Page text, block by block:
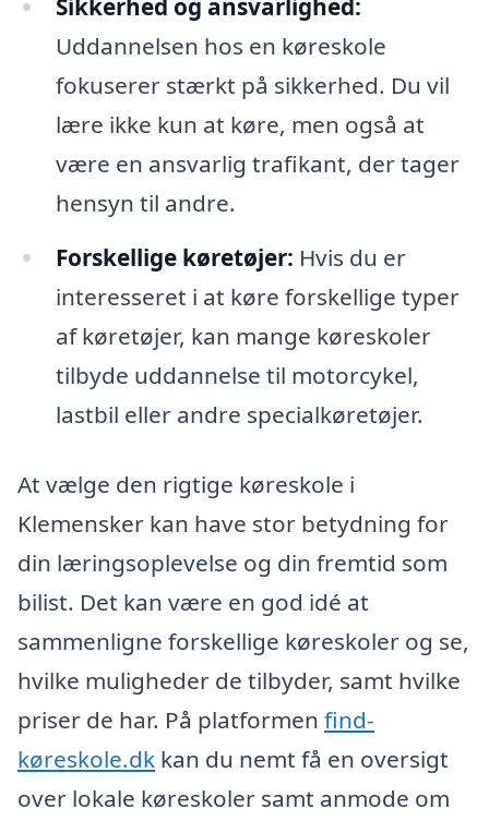
Sikkerhed og ansvarlighed:
Uddannelsen hos en køreskole
fokuserer stærkt på sikkerhed. Du vil
lære ikke kun at køre, men også at
være en ansvarlig trafikant, der tager
hensyn til andre.
Forskellige køretøjer: Hvis du er
interesseret i at køre forskellige typer
af køretøjer, kan mange køreskoler
tilbyde uddannelse til motorcykel,
lastbil eller andre specialkøretøjer.
At vælge den rigtige køreskole i
Klemensker kan have stor betydning for
din læringsoplevelse og din fremtid som
bilist. Det kan være en god idé at
sammenligne forskellige køreskoler og se,
hvilke muligheder de tilbyder, samt hvilke
priser de har. På platformen find-
køreskole.dk kan du nemt få en oversigt
over lokale køreskoler samt anmode om